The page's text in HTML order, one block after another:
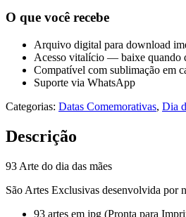
O que você recebe
Arquivo digital para download
Acesso vitalício — baixe quando
Compatível com sublimação em
Suporte via WhatsApp
Categorias: Datas Comemorativas, Dia
Descrição
93 Arte do dia das mães
São Artes Exclusivas desenvolvida por
93 artes em jpg (Pronta para